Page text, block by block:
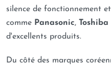
silence de fonctionnement
comme Panasonic, Toshiba
d'excellents produits.
Du côté des marques